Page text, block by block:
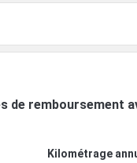
de remboursement
Kilométrage